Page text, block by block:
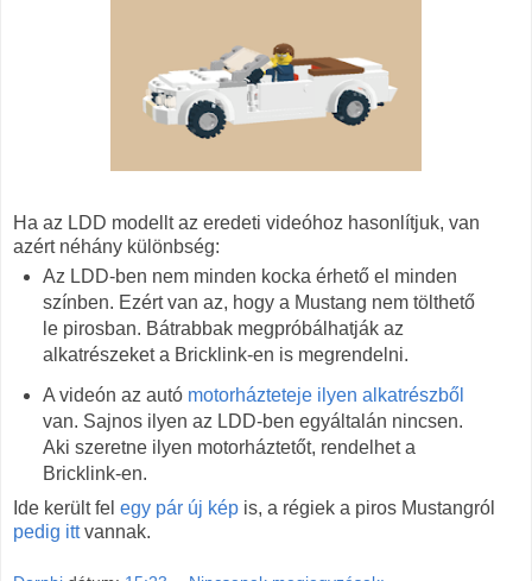
Ha az LDD modellt az eredeti videóhoz hasonlítjuk, van
azért néhány különbség:
Az LDD-ben nem minden kocka érhető el minden
színben. Ezért van az, hogy a Mustang nem tölthető
le pirosban. Bátrabbak megpróbálhatják az
alkatrészeket a Bricklink-en is megrendelni.
A videón az autó motorházteteje ilyen alkatrészből
van. Sajnos ilyen az LDD-ben egyáltalán nincsen.
Aki szeretne ilyen motorháztetőt, rendelhet a
Bricklink-en.
Ide került fel egy pár új kép is, a régiek a piros Mustangról
pedig ittvannak.